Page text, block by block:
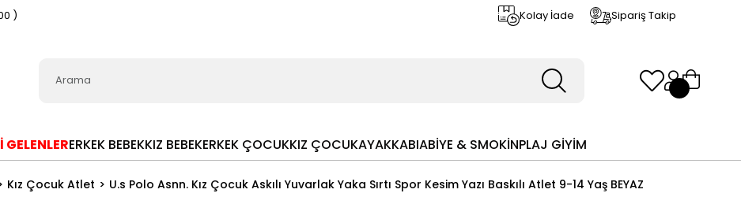
) Kolay İade Sipariş Takip
GELENLERERKEK BEBEKKIZ BEBEKERKEK ÇOCUKKIZ ÇOCUKAYAKKABIABİYE & SMOKİNPLAJ GİYİM
Kız Çocuk Atlet U.s Polo Asnn. Kız Çocuk Askılı Yuvarlak Yaka Sırtı Spor Kesim Yazı Baskılı Atlet 9-14 Yaş BEYAZ